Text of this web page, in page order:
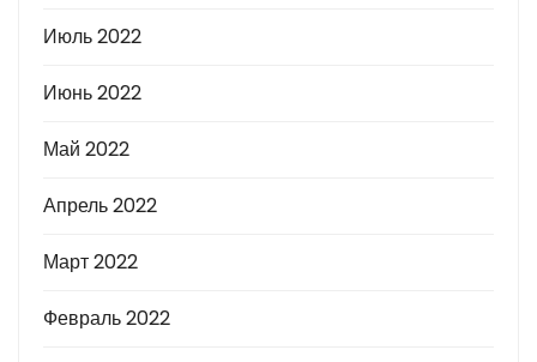
Июль 2022
Июнь 2022
Май 2022
Апрель 2022
Март 2022
Февраль 2022